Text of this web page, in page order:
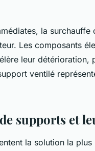
la
Les composants
leur détérioration,
ventilé
supports et
la solution la